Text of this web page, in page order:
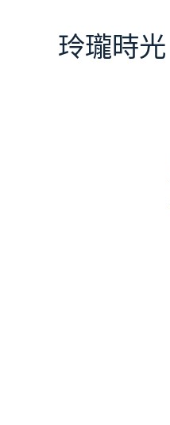
玲瓏時光